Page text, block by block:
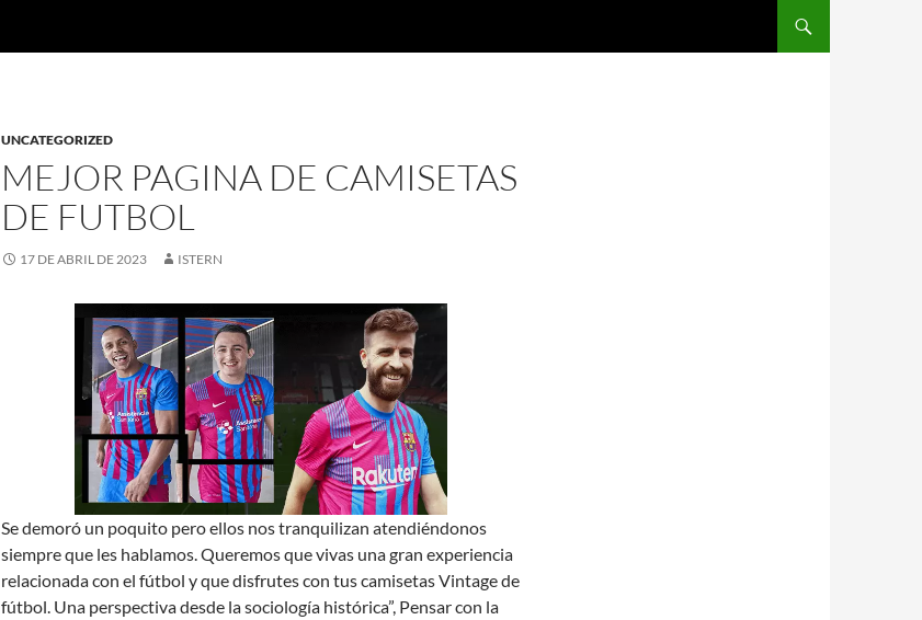
UNCATEGORIZED
MEJOR PAGINA DE CAMISETAS
DE FUTBOL
17 DE ABRIL DE 2023 ISTERN
Se demoró un poquito pero ellos nos tranquilizan atendiéndonos
siempre que les hablamos. Queremos que vivas una gran experiencia
relacionada con el fútbol y que disfrutes con tus camisetas Vintage de
fútbol. Una perspectiva desde la sociología histórica”, Pensar con la